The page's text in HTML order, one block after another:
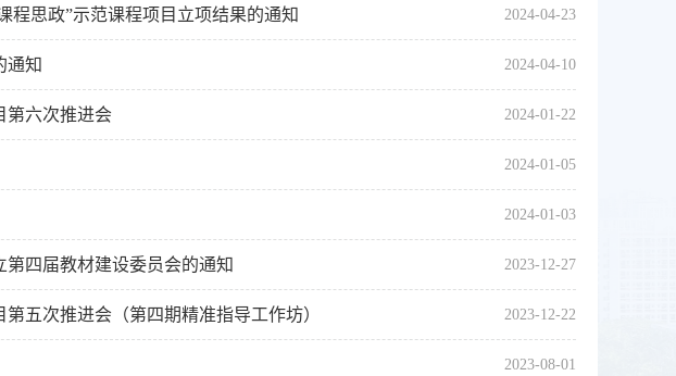
程思政”示范课程项目立项结果的通知 2024-04-23
通知 2024-04-10
第六次推进会 2024-01-22
2024-01-05
2024-01-03
四届教材建设委员会的通知 2023-12-27
五次推进会（第四期精准指导工作坊） 2023-12-22
2023-08-01